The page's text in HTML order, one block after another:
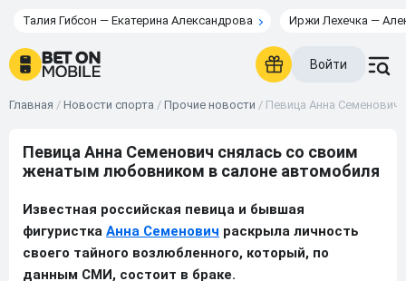
Талия Гибсон — Екатерина Александрова Иржи Лехечка —
Войти
Главная / Новости спорта / Прочие новости / Певица Анна
Певица Анна Семенович снялась со своим
женатым любовником в салоне автомобиля
Известная российская певица и бывшая
фигуристка Анна Семенович раскрыла личность
своего тайного возлюбленного, который, по
данным СМИ, состоит в браке.